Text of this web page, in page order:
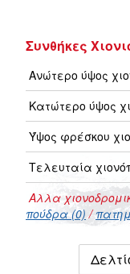
Συνθήκες
Ανώτερο ύψος
Κατώτερο ύψος
Ύψος φρέσκου
Τελευταία
Αλλα
πούδρα (0) /